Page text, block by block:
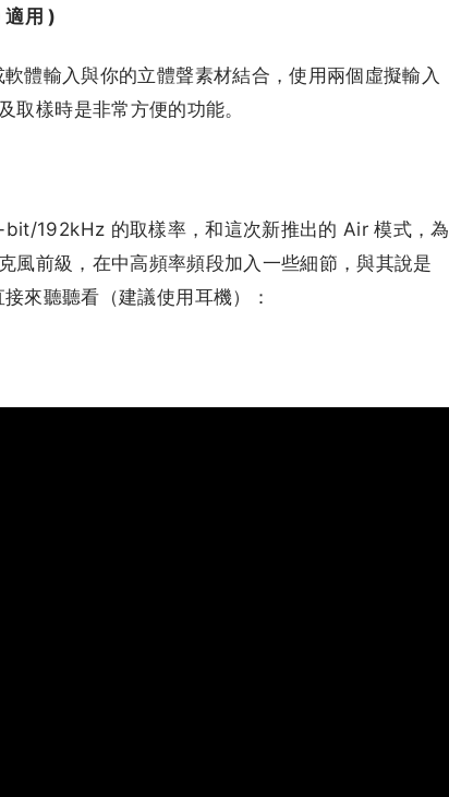
用 )
體輸入與你的立體聲素材結合，使用兩個虛擬輸入
樣時是非常方便的功能。
192kHz 的取樣率，和這次新推出的 Air 模式，為
前級，在中高頻率頻段加入一些細節，與其說是
來聽聽看（建議使用耳機）：